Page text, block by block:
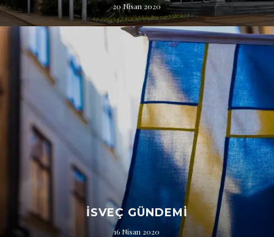
20 Nisan 2020
İSVEÇ GÜNDEMI
16 Nisan 2020